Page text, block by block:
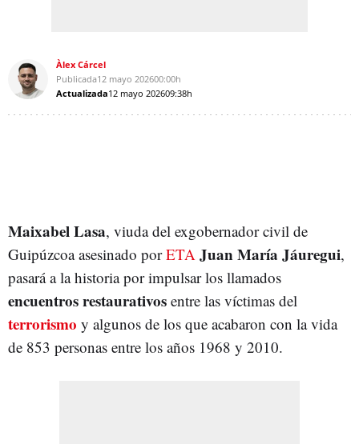
Àlex Cárcel
Publicada12 mayo 202600:00h
Actualizada12 mayo 202609:38h
Maixabel Lasa, viuda del exgobernador civil de
Guipúzcoa asesinado porETA Juan María Jáuregui,
pasará a la historia por impulsar los llamados
encuentros restaurativos entre las víctimas del
terrorismo y algunos de los que acabaron con la vida
de 853 personas entre los años 1968 y 2010.